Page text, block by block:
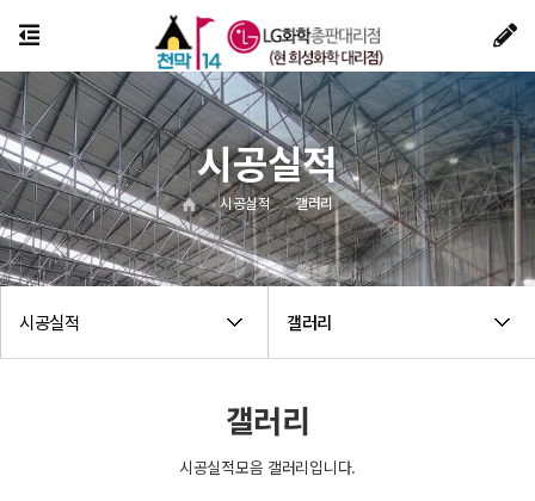
시공실적 갤러리
시공실적 갤러리
시공실적
갤러리
시공실적모음 갤러리입니다.